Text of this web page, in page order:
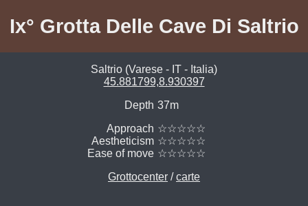
Ix° Grotta Delle Cave Di Saltrio
Saltrio (Varese - IT - Italia)
45.881799,8.930397
Depth 37m
Approach ☆☆☆☆☆
Aestheticism ☆☆☆☆☆
Ease of move ☆☆☆☆☆
Grottocenter /carte